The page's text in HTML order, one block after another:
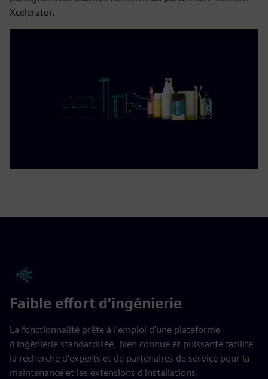
Xcelerator.
Faible effort d'ingénierie
La fonctionnalité prête à l'emploi d'une plateforme
d'ingénierie standardisée, bien connue et puissante facilite
la recherche d'experts et de partenaires de service pour la
maintenance et les extensions d'installations.